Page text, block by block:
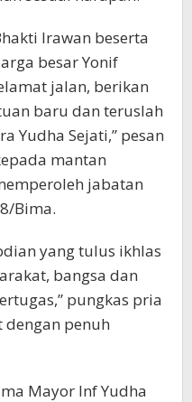
Irawan beserta
besar Yonif
jalan, berikan
baru dan teruslah
Yudha Sejati,” pesan
mantan
jabatan
Bima.
yang tulus ikhlas
bangsa dan
pungkas pria
dengan penuh
Mayor Inf Yudha